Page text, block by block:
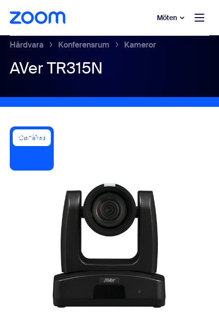
huvudinnehåll
till hjälpchatt Möten
Hårdvara Konferensrum Kameror
AVer TR315N
Certified